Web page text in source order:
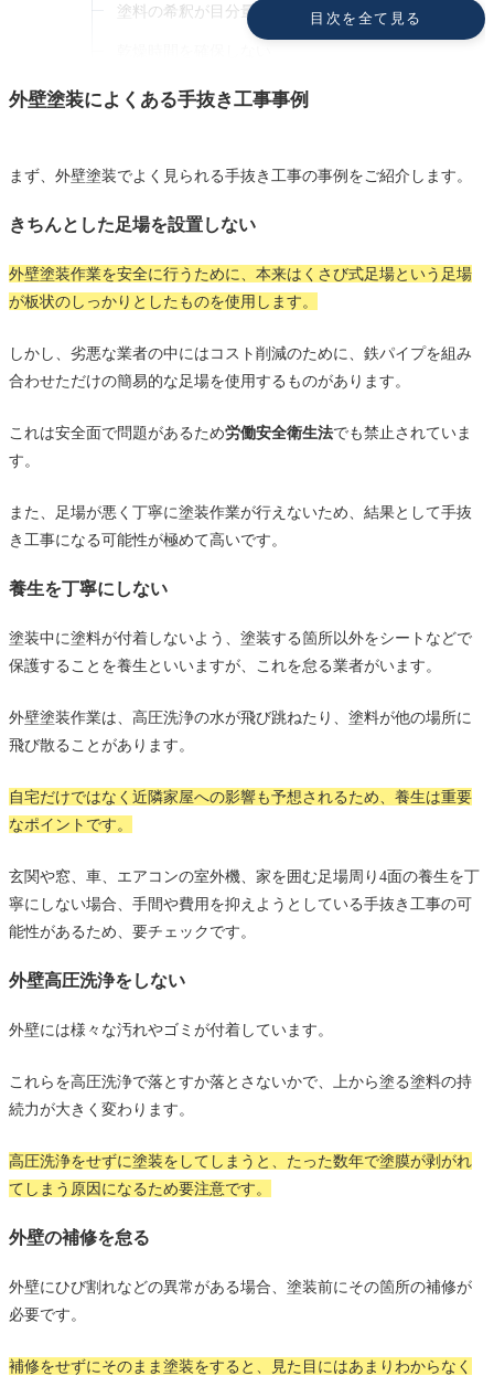
目次を全て見る
塗料の希釈が目分量もしくは薄めすぎ
塗装回数を減らす
外壁塗装で起きやすいトラブル
悪質な追加請求トラブルが起きることも
ご近所トラブルは事前に防止
丁寧に事前点検をしてくれる信頼できる業者を選
ぶ
外壁塗装によくある手抜き工事事例
まず、外壁塗装でよく見られる手抜き工事の事例をご紹介します。
きちんとした足場を設置しない
外壁塗装作業を安全に行うために、本来はくさび式足場という足場
が板状のしっかりとしたものを使用します。
しかし、劣悪な業者の中にはコスト削減のために、鉄パイプを組み
合わせただけの簡易的な足場を使用するものがあります。
これは安全面で問題があるため労働安全衛生法でも禁止されていま
す。
また、足場が悪く丁寧に塗装作業が行えないため、結果として手抜
き工事になる可能性が極めて高いです。
養生を丁寧にしない
塗装中に塗料が付着しないよう、塗装する箇所以外をシートなどで
保護することを養生といいますが、これを怠る業者がいます。
外壁塗装作業は、高圧洗浄の水が飛び跳ねたり、塗料が他の場所に
飛び散ることがあります。
自宅だけではなく近隣家屋への影響も予想されるため、養生は重要
なポイントです。
玄関や窓、車、エアコンの室外機、家を囲む足場周り4面の養生を丁
寧にしない場合、手間や費用を抑えようとしている手抜き工事の可
能性があるため、要チェックです。
外壁高圧洗浄をしない
外壁には様々な汚れやゴミが付着しています。
これらを高圧洗浄で落とすか落とさないかで、上から塗る塗料の持
続力が大きく変わります。
高圧洗浄をせずに塗装をしてしまうと、たった数年で塗膜が剥がれ
てしまう原因になるため要注意です。
外壁の補修を怠る
外壁にひび割れなどの異常がある場合、塗装前にその箇所の補修が
必要です。
補修をせずにそのまま塗装をすると、見た目にはあまりわからなく